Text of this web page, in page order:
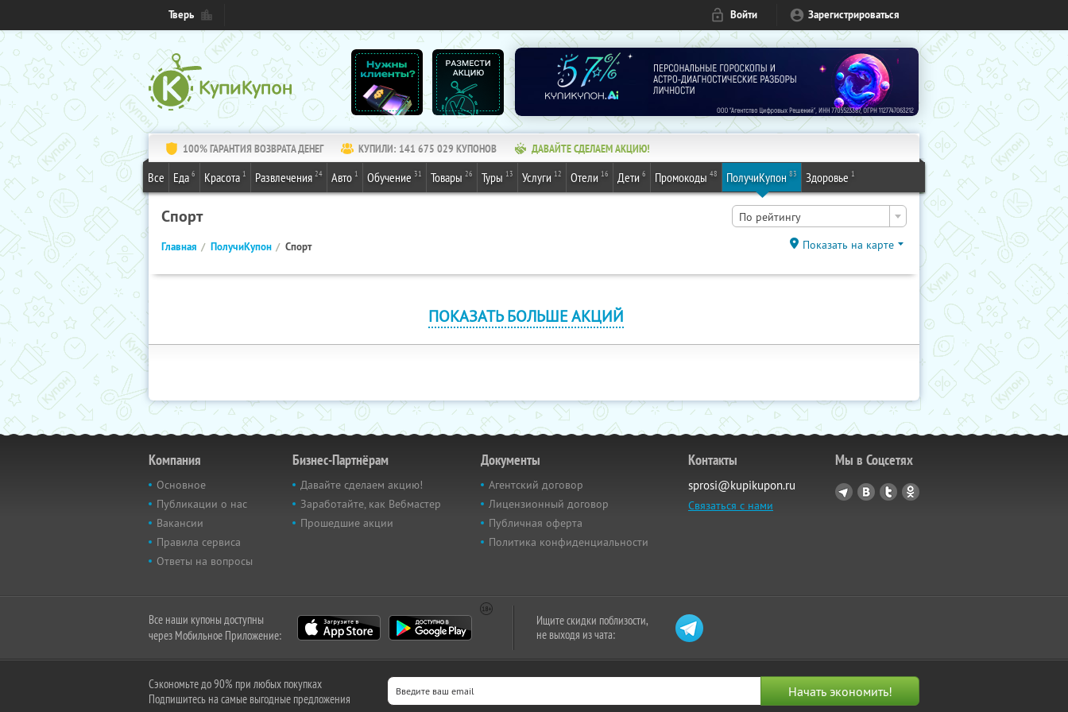
Тверь Войти Зарегистрироваться
100% ГАРАНТИЯ ВОЗВРАТА ДЕНЕГ КУПИЛИ: 141 675 029 КУПОНОВ ДАВАЙТЕ СДЕЛАЕМ АКЦИЮ!
Все Еда 6 Красота 1 Развлечения 24 Авто 1 Обучение 31 Товары 26 Туры 13 Услуги 12 Отели 16 Дети 6 Промокоды 48 ПолучиКупон 83 Здоровье 1
Спорт По рейтингу
Главная ПолучиКупон Спорт Показать на карте
ПОКАЗАТЬ БОЛЬШЕ АКЦИЙ
Компания
Основное
Публикации о нас
Вакансии
Правила сервиса
Ответы на вопросы
Бизнес-Партнёрам
Давайте сделаем акцию!
Заработайте, как Вебмастер
Прошедшие акции
Документы
Агентский договор
Лицензионный договор
Публичная оферта
Политика конфиденциальности
Контакты
sprosi@kupikupon.ru
Связаться с нами
Мы в Соцсетях
Все наши купоны доступны
через Мобильное Приложение:
Ищите скидки поблизости,
не выходя из чата:
Сэкономьте до 90% при любых покупках
Подпишитесь на самые выгодные предложения